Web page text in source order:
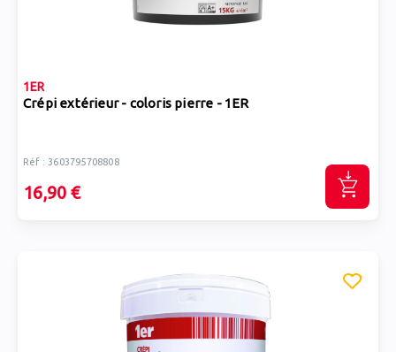
1ER
Crépi extérieur - coloris pierre - 1ER
Réf : 3603795708808
16,90 €